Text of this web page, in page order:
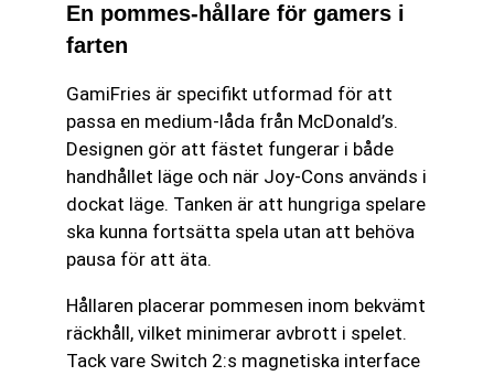
En pommes-hållare för gamers i
farten
GamiFries är specifikt utformad för att
passa en medium-låda från McDonald’s.
Designen gör att fästet fungerar i både
handhållet läge och när Joy-Cons används i
dockat läge. Tanken är att hungriga spelare
ska kunna fortsätta spela utan att behöva
pausa för att äta.
Hållaren placerar pommesen inom bekvämt
räckhåll, vilket minimerar avbrott i spelet.
Tack vare Switch 2:s magnetiska interface